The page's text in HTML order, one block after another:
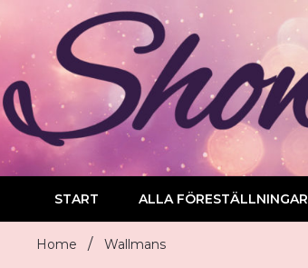
START ALLA FÖRESTÄLLNINGAR
Home Wallmans